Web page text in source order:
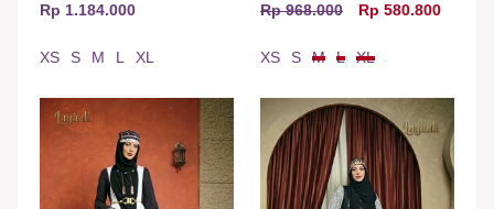
Rp 1.184.000
XS S M L XL
Rp 968.000
Rp 580.800
XS S M L XL